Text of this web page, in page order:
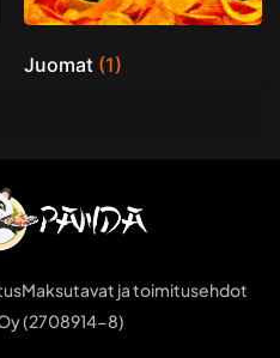
Juomat (1)
Maksutavat ja toimitusehdot
(2708914-8)